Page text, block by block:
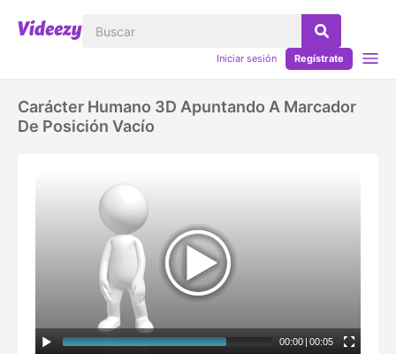
Iniciar sesión Regístrate
Carácter Humano 3D Apuntando A Marcador
De Posición Vacío
00:00 | 00:05